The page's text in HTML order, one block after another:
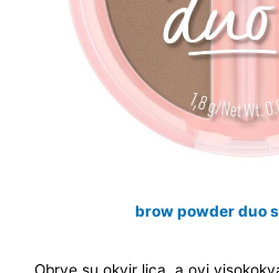
brow powder duo
Obrve su okvir lica, a ovi